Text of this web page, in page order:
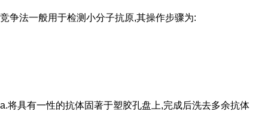
竞争法一般用于检测小分子抗原,其操作步骤为:
a.将具有一性的抗体固著于塑胶孔盘上,完成后洗去多余抗体